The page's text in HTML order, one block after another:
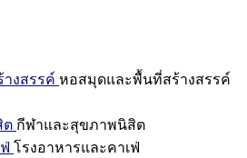
งสรรค์ หอสมุดและพื้นที่สร้างสรรค์
ต กีฬาและสุขภาพนิสิต
โรงอาหารและคาเฟ่